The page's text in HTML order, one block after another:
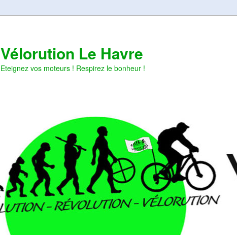
Vélorution Le Havre
Eteignez vos moteurs ! Respirez le bonheur !